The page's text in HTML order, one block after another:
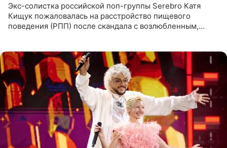
Экс-солистка российской поп-группы Serebro Катя
Кищук пожаловалась на расстройство пищевого
поведения (РПП) после скандала с возлюбленным,